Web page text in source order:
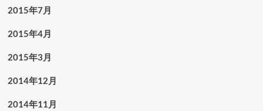
2015年7月
2015年4月
2015年3月
2014年12月
2014年11月